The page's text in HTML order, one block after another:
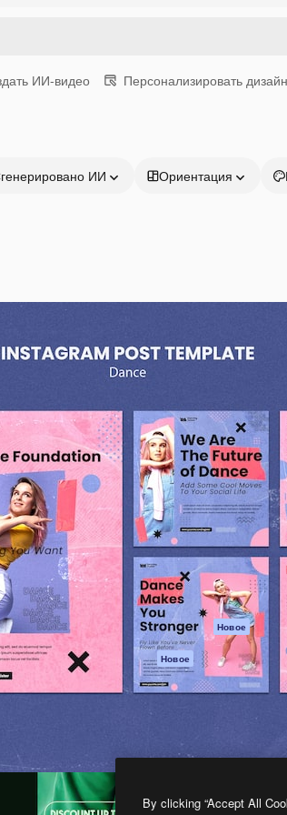
ИИ-видео Персонализировать дизайн
ИИ Ориентация
для создания
1 миллиона
студий.
Spaces
ИИ-помощник
Генератор
изображений ИИ
Генератор видео
ИИ
Генератор голоса
на основе ИИ
Стоковый контент
MCP для
Claude/ChatGPT
Новое
Агенты Новое
API
Все инструменты
Magnific
By clicking “Accept All